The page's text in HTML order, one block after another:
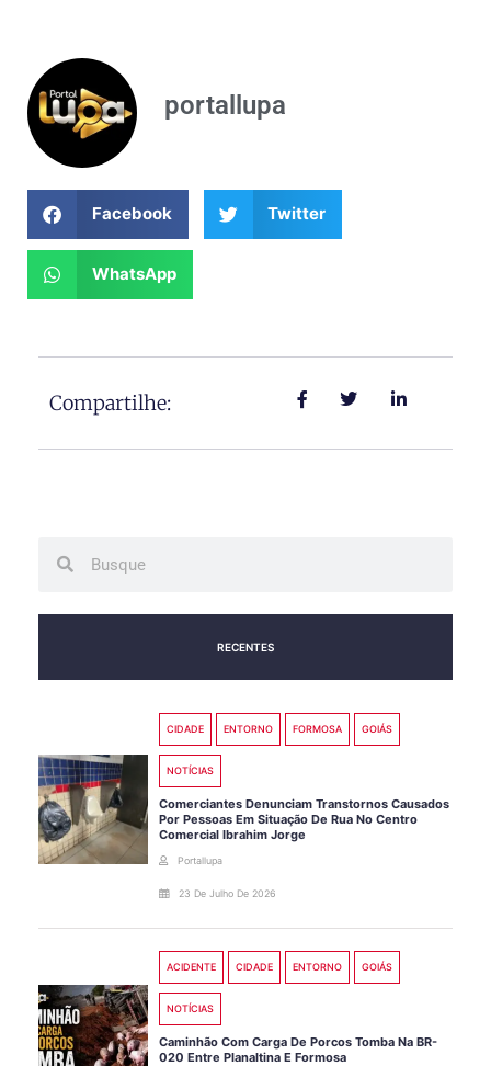
portallupa
Facebook Twitter
WhatsApp
Compartilhe:
RECENTES
CIDADE ENTORNO FORMOSA GOIÁS
NOTÍCIAS
Comerciantes Denunciam Transtornos Causados
Por Pessoas Em Situação De Rua No Centro
Comercial Ibrahim Jorge
Portallupa
23 De Julho De 2026
ACIDENTE CIDADE ENTORNO GOIÁS
NOTÍCIAS
Caminhão Com Carga De Porcos Tomba Na BR-
020 Entre Planaltina E Formosa